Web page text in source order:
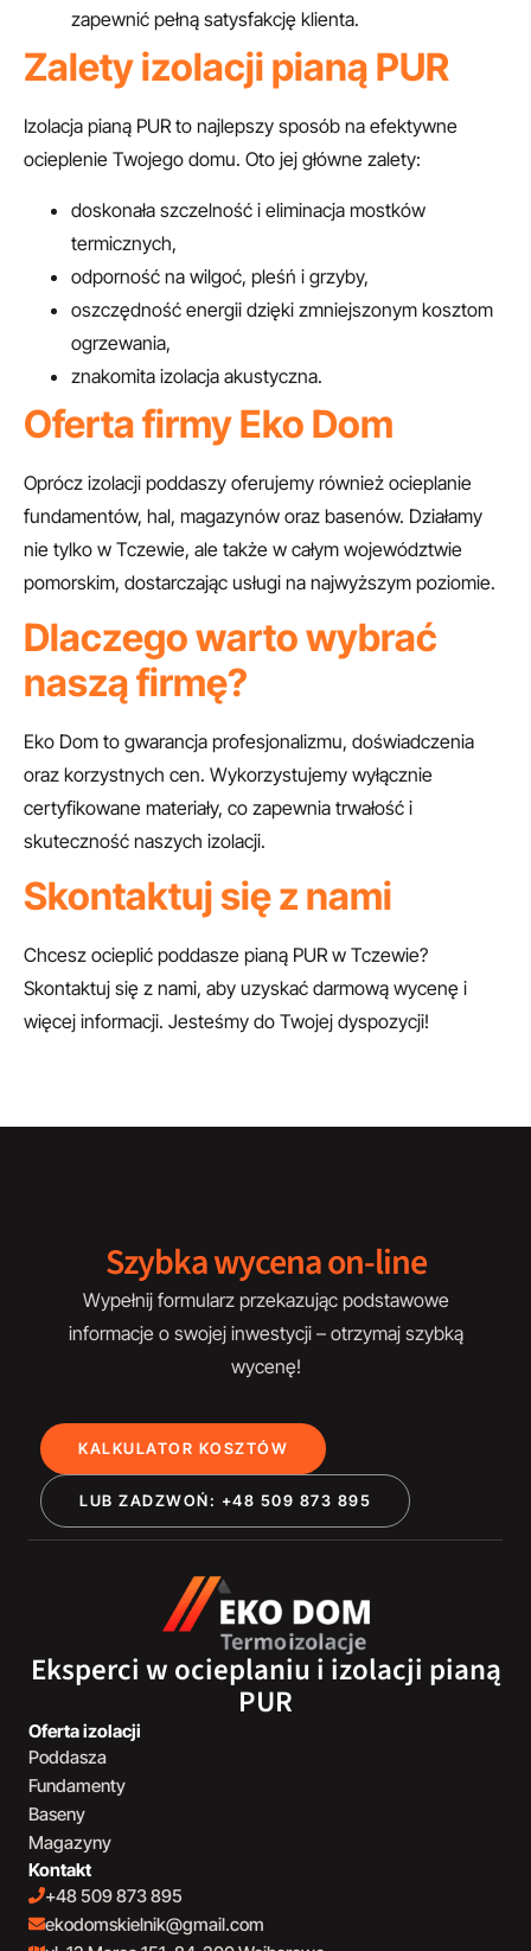
zapewnić pełną satysfakcję klienta.
Zalety izolacji pianą PUR
Izolacja pianą PUR to najlepszy sposób na efektywne
ocieplenie Twojego domu. Oto jej główne zalety:
doskonała szczelność i eliminacja mostków
termicznych,
odporność na wilgoć, pleśń i grzyby,
oszczędność energii dzięki zmniejszonym kosztom
ogrzewania,
znakomita izolacja akustyczna.
Oferta firmy Eko Dom
Oprócz izolacji poddaszy oferujemy również ocieplanie
fundamentów, hal, magazynów oraz basenów. Działamy
nie tylko w Tczewie, ale także w całym województwie
pomorskim, dostarczając usługi na najwyższym poziomie.
Dlaczego warto wybrać
naszą firmę?
Eko Dom to gwarancja profesjonalizmu, doświadczenia
oraz korzystnych cen. Wykorzystujemy wyłącznie
certyfikowane materiały, co zapewnia trwałość i
skuteczność naszych izolacji.
Skontaktuj się z nami
Chcesz ocieplić poddasze pianą PUR w Tczewie?
Skontaktuj się z nami, aby uzyskać darmową wycenę i
więcej informacji. Jesteśmy do Twojej dyspozycji!
Szybka wycena on-line
Wypełnij formularz przekazując podstawowe
informacje o swojej inwestycji – otrzymaj szybką
wycenę!
KALKULATOR KOSZTÓW
LUB ZADZWOŃ: +48 509 873 895
Eksperci w ocieplaniu i izolacji pianą
PUR
Oferta izolacji
Poddasza
Fundamenty
Baseny
Magazyny
Kontakt
+48 509 873 895
ekodomskielnik@gmail.com